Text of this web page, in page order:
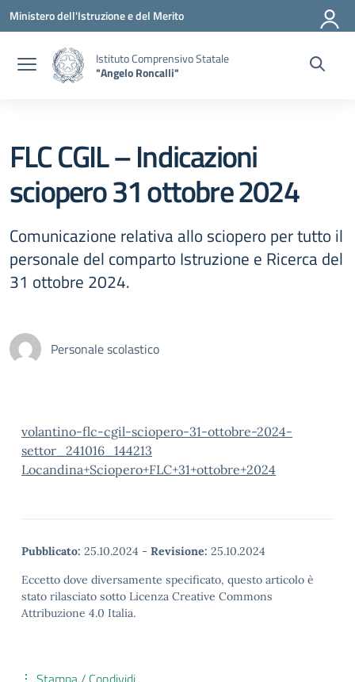
Vai ai contenuti
Vai al menu di navigazione
Vai al footer
Ministero dell'Istruzione e del Merito
Istituto Comprensivo Statale
"Angelo Roncalli"
FLC CGIL – Indicazioni
sciopero 31 ottobre 2024
Comunicazione relativa allo sciopero per tutto il
personale del comparto Istruzione e Ricerca del
31 ottobre 2024.
Personale scolastico
volantino-flc-cgil-sciopero-31-ottobre-2024-
settor_241016_144213
Locandina+Sciopero+FLC+31+ottobre+2024
Pubblicato: 25.10.2024 - Revisione: 25.10.2024
Eccetto dove diversamente specificato, questo articolo è
stato rilasciato sotto Licenza Creative Commons
Attribuzione 4.0 Italia.